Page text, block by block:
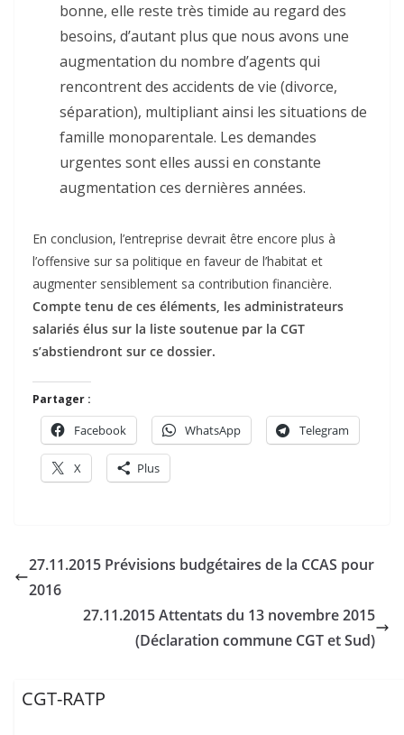
bonne, elle reste très timide au regard des
besoins, d’autant plus que nous avons une
augmentation du nombre d’agents qui
rencontrent des accidents de vie (divorce,
séparation), multipliant ainsi les situations de
famille monoparentale. Les demandes
urgentes sont elles aussi en constante
augmentation ces dernières années.
En conclusion, l’entreprise devrait être encore plus à
l’offensive sur sa politique en faveur de l’habitat et
augmenter sensiblement sa contribution financière.
Compte tenu de ces éléments, les administrateurs
salariés élus sur la liste soutenue par la CGT
s’abstiendront sur ce dossier.
Partager :
Facebook WhatsApp Telegram
X Plus
27.11.2015 Prévisions budgétaires de la CCAS pour
2016
27.11.2015 Attentats du 13 novembre 2015
(Déclaration commune CGT et Sud)
CGT-RATP